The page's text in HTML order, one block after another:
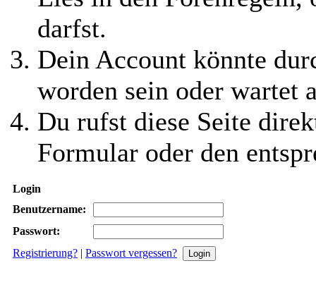
darfst.
Dein Account könnte
worden sein oder wartet
Du rufst diese Seite
Formular oder den
Login
Benutzername:
Passwort:
Registrierung? | Passwort vergessen?